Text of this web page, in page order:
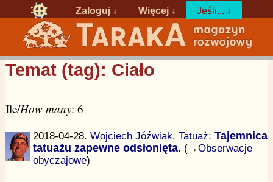
Zaloguj ↓ Więcej ↓ Jeśli... ↓
Temat (tag): Ciało
Ile/How many: 6
2018-04-28. Wojciech Jóźwiak. Tatuaż: Tajemnica
tatuażu zapewne odsłonięta. (→Obserwacje
obyczajowe)